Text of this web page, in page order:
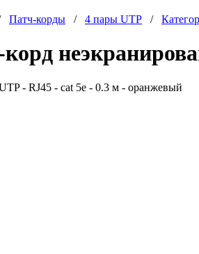
Патч-корды / 4 пары UTP /